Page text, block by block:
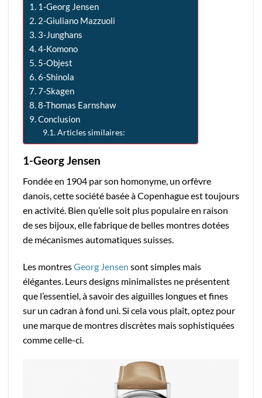
1-Georg Jensen
2-Giuliano Mazzuoli
3-Junghans
4-Komono
5-Objest
6-Shinola
7-Skagen
8-Thomas Earnshaw
Conclusion
Articles similaires:
1-Georg Jensen
Fondée en 1904 par son homonyme, un orfèvre
danois, cette société basée à Copenhague est toujours
en activité. Bien qu’elle soit plus populaire en raison
de ses bijoux, elle fabrique de belles montres dotées
de mécanismes automatiques suisses.
Les montresGeorg Jensen sont simples mais
élégantes. Leurs designs minimalistes ne présentent
que l’essentiel, à savoir des aiguilles longues et fines
sur un cadran à fond uni. Si cela vous plaît, optez pour
une marque de montres discrètes mais sophistiquées
comme celle-ci.